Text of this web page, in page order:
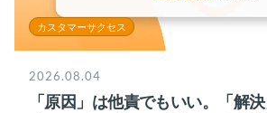
カスタマーサクセス
2026.08.04
「原因」は他責でもいい。「解